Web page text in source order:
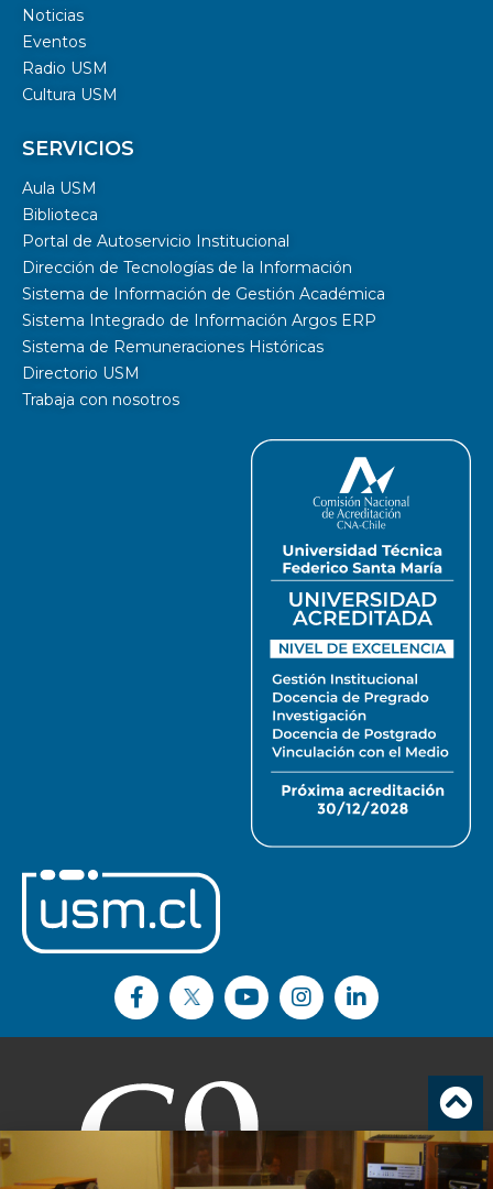
Noticias
Eventos
Radio USM
Cultura USM
SERVICIOS
Aula USM
Biblioteca
Portal de Autoservicio Institucional
Dirección de Tecnologías de la Información
Sistema de Información de Gestión Académica
Sistema Integrado de Información Argos ERP
Sistema de Remuneraciones Históricas
Directorio USM
Trabaja con nosotros